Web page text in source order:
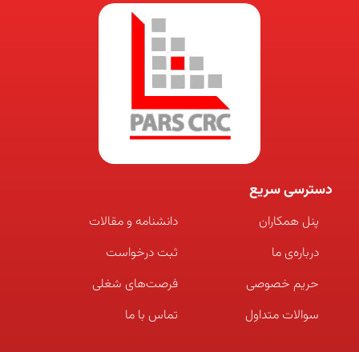
دسترسی سریع
پنل همکاران
درباره‌ی ما
حریم خصوصی
سوالات متداول
دانشنامه و مقالات
ثبت درخواست
فرصت‌های شغلی
تماس با ما